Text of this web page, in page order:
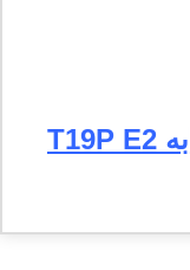
جهت مشاهده محصول مشابه T19P E2